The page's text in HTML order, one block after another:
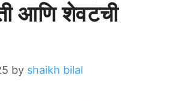
आणि शेवटची
by shaikh bilal